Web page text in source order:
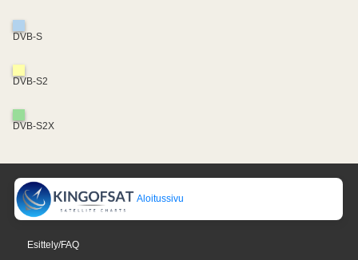
DVB-S
DVB-S2
DVB-S2X
Aloitussivu
Esittely/FAQ